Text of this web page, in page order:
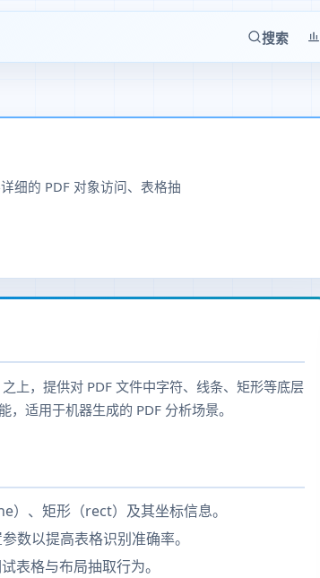
搜索
细的 PDF 对象访问、表格抽
之上，提供对 PDF 文件中字符、线条、矩形等底层
适用于机器生成的 PDF 分析场景。
、矩形（rect）及其坐标信息。
以提高表格识别准确率。
表格与布局抽取行为。